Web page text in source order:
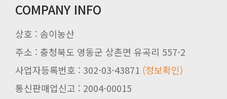
COMPANY INFO
상호 : 솜이농산
주소 : 충청북도 영동군 상촌면 유곡리 557-2
사업자등록번호 : 302-03-43871 (정보확인)
통신판매업신고 : 2004-00015